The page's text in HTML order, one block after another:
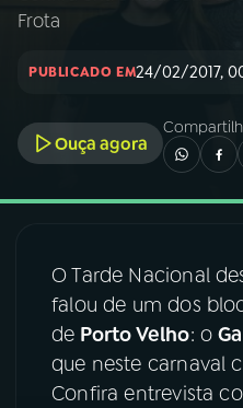
04PROGRAMAS
05PODCASTS
Frota
PUBLICADO EM24/02/2017,
Ouça agora
O Tarde Nacional
falou de um dos
de Porto Velho: o
que neste carnaval
Confira entrevista